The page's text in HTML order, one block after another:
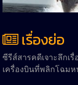
เรื่องย่อ
ซีรีส์สารคดีเจาะลึกเรื่
เครื่องบินที่พลิกโฉม